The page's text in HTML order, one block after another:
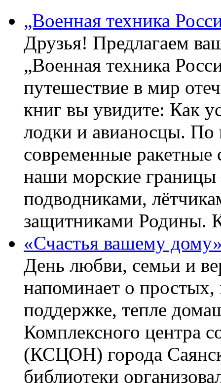
„Военная техника
Друзья! Предлагаем
„Военная техника
путешествие в мир
книг вы увидите: Как
лодки и авианосцы.
современные ракетные
наши морские
подводниками,
защитниками Родины.
«Счастья вашему
День любви, семьи и
напоминает о
поддержке, тепле
Комплексного центра
(КСЦОН) города
библиотеки